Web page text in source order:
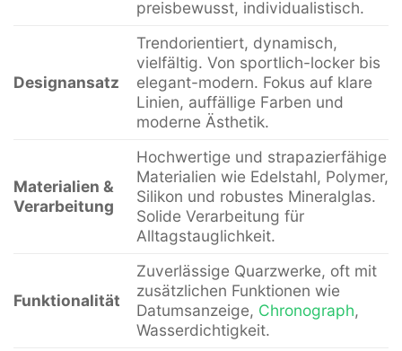
preisbewusst, individualistisch.
Designansatz
Trendorientiert, dynamisch,
vielfältig. Von sportlich-locker bis
elegant-modern. Fokus auf klare
Linien, auffällige Farben und
moderne Ästhetik.
Materialien &
Verarbeitung
Hochwertige und strapazierfähige
Materialien wie Edelstahl, Polymer,
Silikon und robustes Mineralglas.
Solide Verarbeitung für
Alltagstauglichkeit.
Funktionalität
Zuverlässige Quarzwerke, oft mit
zusätzlichen Funktionen wie
Datumsanzeige, Chronograph,
Wasserdichtigkeit.